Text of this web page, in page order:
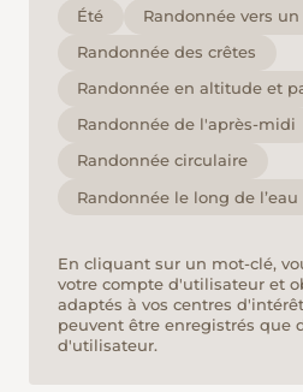
Été
Randonnée vers
Randonnée des crêtes
Randonnée en altitude et
Randonnée de l'après-midi
Randonnée circulaire
Randonnée le long de l’eau
En cliquant sur un mot-clé,
votre compte d'utilisateur et
adaptés à vos centres
peuvent être enregistrés que
d'utilisateur.